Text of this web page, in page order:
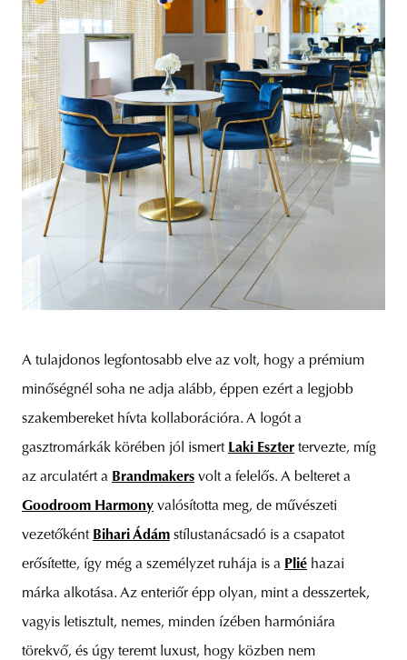
A tulajdonos legfontosabb elve az volt, hogy a prémium
minőségnél soha ne adja alább, éppen ezért a legjobb
szakembereket hívta kollaborációra. A logót a
gasztromárkák körében jól ismert Laki Eszter tervezte, míg
az arculatért a Brandmakers volt a felelős. A belteret a
Goodroom Harmony valósította meg, de művészeti
vezetőként Bihari Ádám stílustanácsadó is a csapatot
erősítette, így még a személyzet ruhája is a Plié hazai
márka alkotása. Az enteriőr épp olyan, mint a desszertek,
vagyis letisztult, nemes, minden ízében harmóniára
törekvő, és úgy teremt luxust, hogy közben nem